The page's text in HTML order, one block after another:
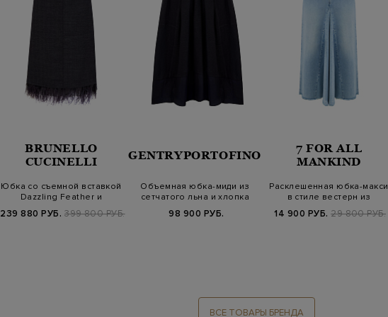
BRUNELLO
CUCINELLI
Юбка со съемной вставкой
Dazzling Feather и
239 880 РУБ. 399 800 РУБ.
GENTRYPORTOFINO
Объемная юбка-миди из
сетчатого льна и хлопка
98 900 РУБ.
7 FOR ALL
MANKIND
Расклешенная юбка-макси
в стиле вестерн из
14 900 РУБ. 29 800 РУБ.
ВСЕ ТОВАРЫ БРЕНДА